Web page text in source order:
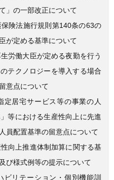
」の一部改正について
険法施行規則第140条の63の
が定める基準について
生労働大臣が定める夜勤を行う
テクノロジーを導入する場合
意点について
定居宅サービス等の事業の人
等における生産性向上に先進
員配置基準の留意点について
向上推進体制加算に関する基
び様式例等の提示について
ビリテーション・個別機能訓